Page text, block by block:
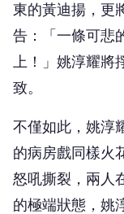
東的黃迪揚，更
告：「一條可悲
上！」姚淳耀
致。
不僅如此，姚淳
的病房戲同樣火
怒吼撕裂，兩人
的極端狀態，姚